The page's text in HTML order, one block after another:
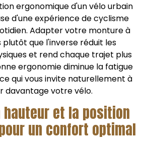
ergonomique d'un vélo urbain
d'une expérience de cyclisme
Adapter votre monture à
que l'inverse réduit les
et rend chaque trajet plus
ergonomie diminue la fatigue
qui vous invite naturellement à
davantage votre vélo.
hauteur et la position
un confort optimal